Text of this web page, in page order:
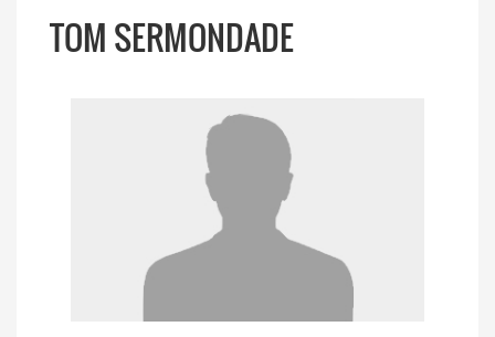
TOM SERMONDADE